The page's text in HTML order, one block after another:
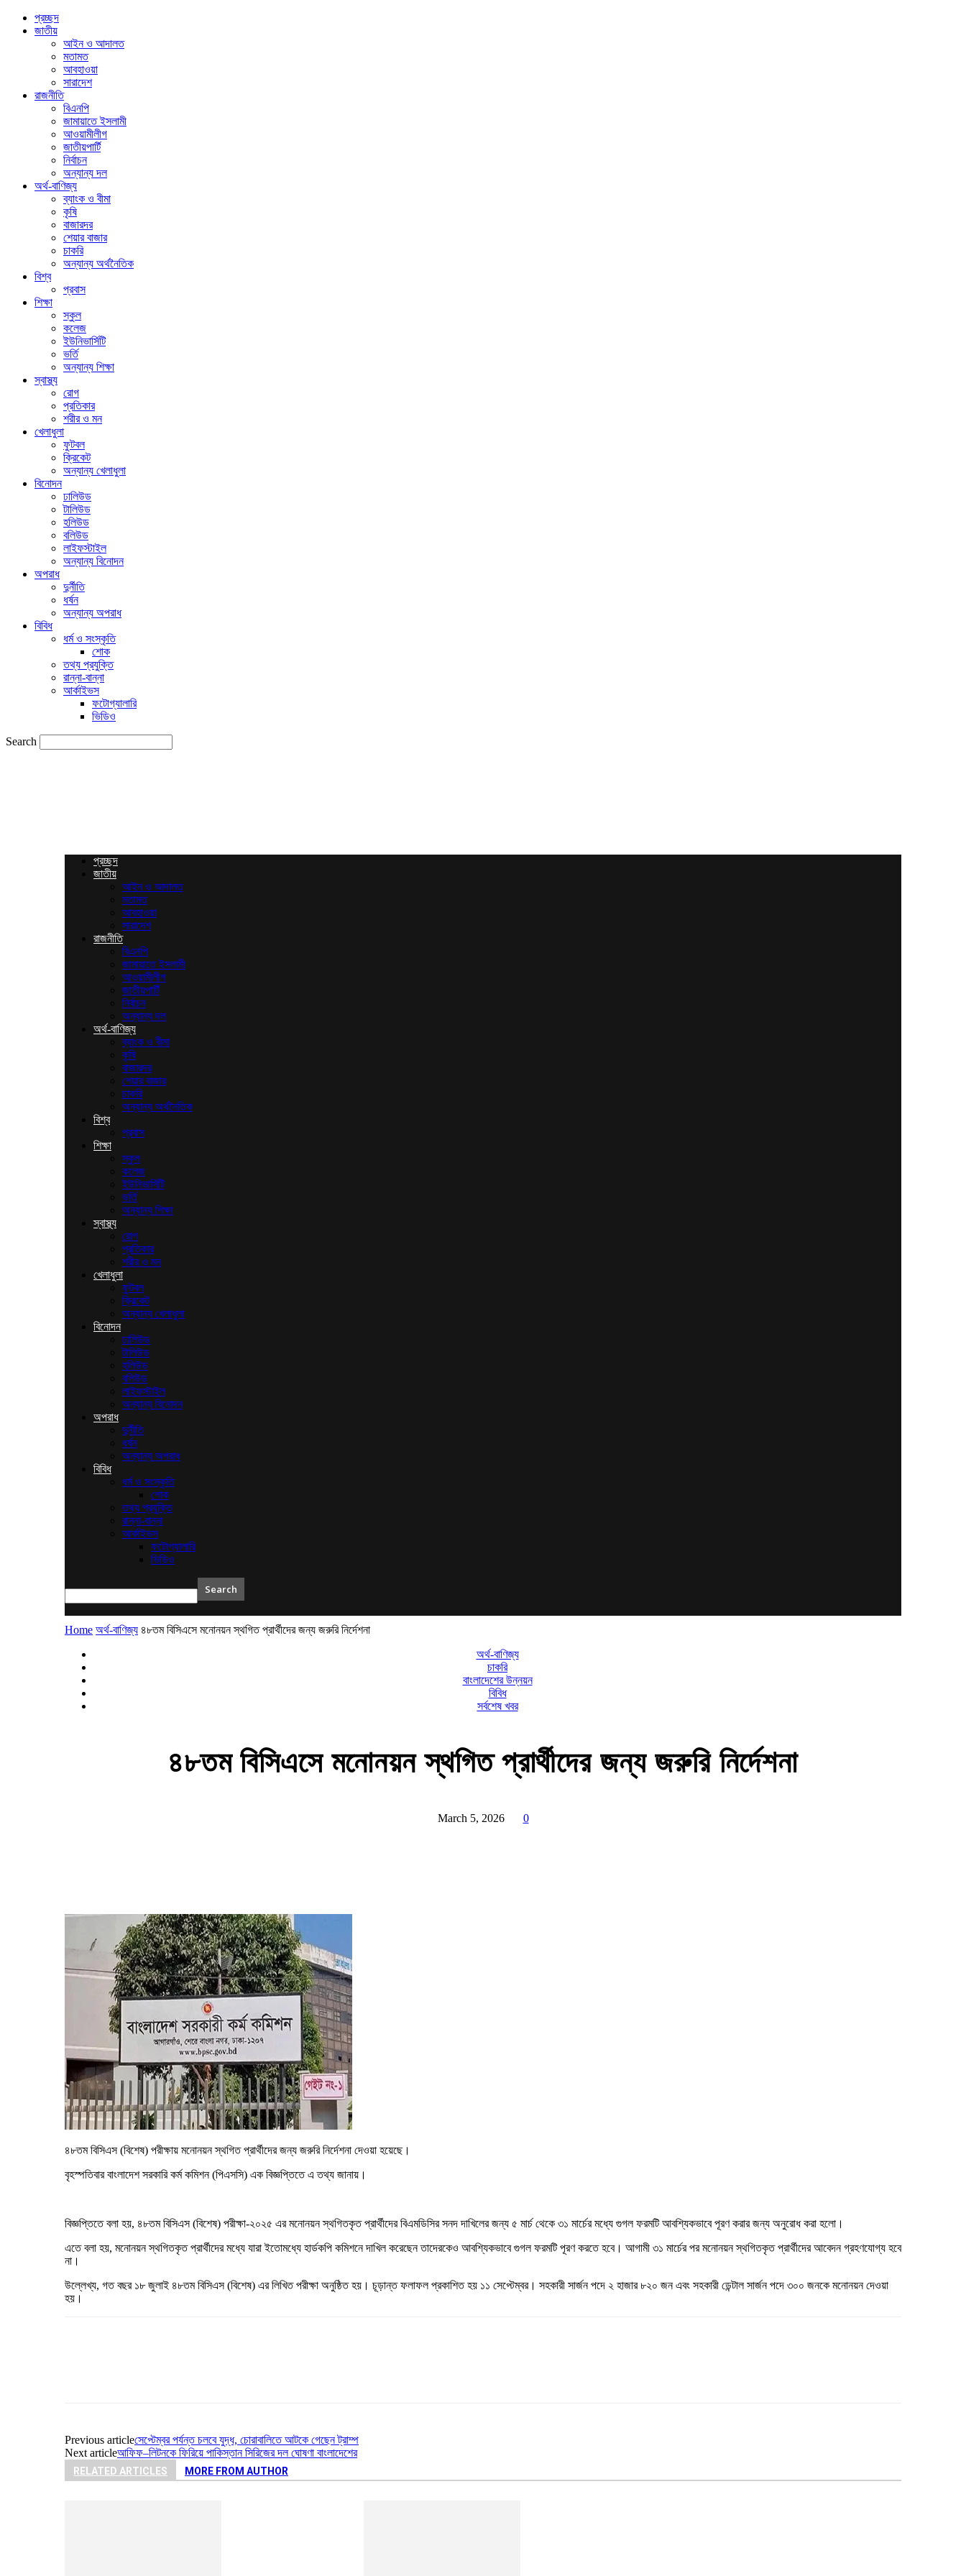
প্রচ্ছদ
জাতীয়
আইন ও আদালত
মতামত
আবহাওয়া
সারাদেশ
রাজনীতি
বিএনপি
জামায়াতে ইসলামী
আওয়ামীলীগ
জাতীয়পার্টি
নির্বাচন
অন্যান্য দল
অর্থ-বাণিজ্য
ব্যাংক ও বীমা
কৃষি
বাজারদর
শেয়ার বাজার
চাকরি
অন্যান্য অর্থনৈতিক
বিশ্ব
প্রবাস
শিক্ষা
স্কুল
কলেজ
ইউনিভার্সিটি
ভর্তি
অন্যান্য শিক্ষা
স্বাস্থ্য
রোগ
প্রতিকার
শরীর ও মন
খেলাধুলা
ফুটবল
ক্রিকেট
অন্যান্য খেলাধুলা
বিনোদন
ঢালিউড
টালিউড
হলিউড
বলিউড
লাইফস্টাইল
অন্যান্য বিনোদন
অপরাধ
দুর্নীতি
ধর্ষন
অন্যান্য অপরাধ
বিবিধ
ধর্ম ও সংস্কৃতি
শোক
তথ্য প্রযুক্তি
রান্না-বান্না
আর্কাইভস
ফটোগ্যালারি
ভিডিও
Search
প্রচ্ছদ
জাতীয়
আইন ও আদালত
মতামত
আবহাওয়া
সারাদেশ
রাজনীতি
বিএনপি
জামায়াতে ইসলামী
আওয়ামীলীগ
জাতীয়পার্টি
নির্বাচন
অন্যান্য দল
অর্থ-বাণিজ্য
ব্যাংক ও বীমা
কৃষি
বাজারদর
শেয়ার বাজার
চাকরি
অন্যান্য অর্থনৈতিক
বিশ্ব
প্রবাস
শিক্ষা
স্কুল
কলেজ
ইউনিভার্সিটি
ভর্তি
অন্যান্য শিক্ষা
স্বাস্থ্য
রোগ
প্রতিকার
শরীর ও মন
খেলাধুলা
ফুটবল
ক্রিকেট
অন্যান্য খেলাধুলা
বিনোদন
ঢালিউড
টালিউড
হলিউড
বলিউড
লাইফস্টাইল
অন্যান্য বিনোদন
অপরাধ
দুর্নীতি
ধর্ষন
অন্যান্য অপরাধ
বিবিধ
ধর্ম ও সংস্কৃতি
শোক
তথ্য প্রযুক্তি
রান্না-বান্না
আর্কাইভস
ফটোগ্যালারি
ভিডিও
Home অর্থ-বাণিজ্য ৪৮তম বিসিএসে মনোনয়ন স্থগিত প্রার্থীদের জন্য জরুরি নির্দেশনা
অর্থ-বাণিজ্য
চাকরি
বাংলাদেশের উন্নয়ন
বিবিধ
সর্বশেষ খবর
৪৮তম বিসিএসে মনোনয়ন স্থগিত প্রার্থীদের জন্য জরুরি নির্দেশনা
March 5, 2026 0
৪৮তম বিসিএস (বিশেষ) পরীক্ষায় মনোনয়ন স্থগিত প্রার্থীদের জন্য জরুরি নির্দেশনা দেওয়া হয়েছে।
বৃহস্পতিবার বাংলাদেশ সরকারি কর্ম কমিশন (পিএসসি) এক বিজ্ঞপ্তিতে এ তথ্য জানায়।
বিজ্ঞপ্তিতে বলা হয়, ৪৮তম বিসিএস (বিশেষ) পরীক্ষা-২০২৫ এর মনোনয়ন স্থগিতকৃত প্রার্থীদের বিএমডিসির সনদ দাখিলের জন্য ৫ মার্চ থেকে ৩১ মার্চের মধ্যে গুগল ফরমটি আবশ্যিকভাবে পূরণ করার জন্য অনুরোধ করা হলো।
এতে বলা হয়, মনোনয়ন স্থগিতকৃত প্রার্থীদের মধ্যে যারা ইতোমধ্যে হার্ডকপি কমিশনে দাখিল করেছেন তাদেরকেও আবশ্যিকভাবে গুগল ফরমটি পূরণ করতে হবে। আগামী ৩১ মার্চের পর মনোনয়ন স্থগিতকৃত প্রার্থীদের আবেদন গ্রহণযোগ্য হবে
না।
উল্লেখ্য, গত বছর ১৮ জুলাই ৪৮তম বিসিএস (বিশেষ) এর লিখিত পরীক্ষা অনুষ্ঠিত হয়। চূড়ান্ত ফলাফল প্রকাশিত হয় ১১ সেপ্টেম্বর। সহকারী সার্জন পদে ২ হাজার ৮২০ জন এবং সহকারী ডেন্টাল সার্জন পদে ৩০০ জনকে মনোনয়ন দেওয়া
হয়।
Previous articleসেপ্টেম্বর পর্যন্ত চলবে যুদ্ধ, চোরাবালিতে আটকে গেছেন ট্রাম্প
Next articleআফিফ–লিটনকে ফিরিয়ে পাকিস্তান সিরিজের দল ঘোষণা বাংলাদেশের
RELATED ARTICLES MORE FROM AUTHOR